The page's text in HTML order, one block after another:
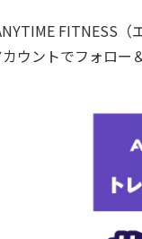
FITNESS
ウントでフォロー